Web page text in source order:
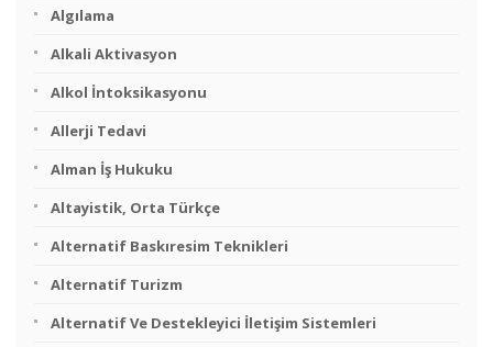
Algılama
Alkali Aktivasyon
Alkol İntoksikasyonu
Allerji Tedavi
Alman İş Hukuku
Altayistik, Orta Türkçe
Alternatif Baskıresim Teknikleri
Alternatif Turizm
Alternatif Ve Destekleyici İletişim Sistemleri